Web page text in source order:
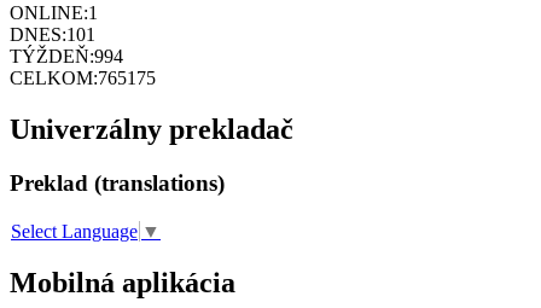
ONLINE:1
DNES:101
TÝŽDEŇ:994
CELKOM:765175
Univerzálny prekladač
Preklad (translations)
Select Language ▼
Mobilná aplikácia